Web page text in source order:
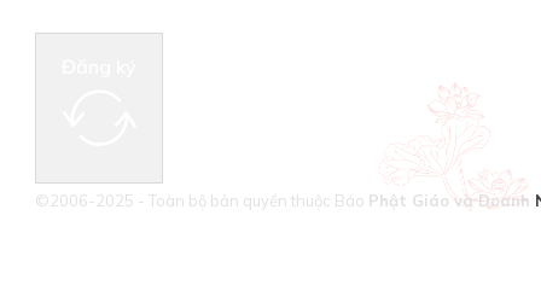
©2006-2025 - Toàn bộ bản quyền thuộc Báo Phật Giáo và Doanh